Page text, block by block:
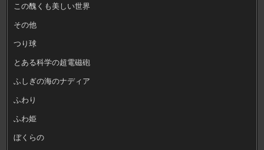
この醜くも美しい世界
その他
つり球
とある科学の超電磁砲
ふしぎの海のナディア
ふわり
ふわ姫
ぼくらの